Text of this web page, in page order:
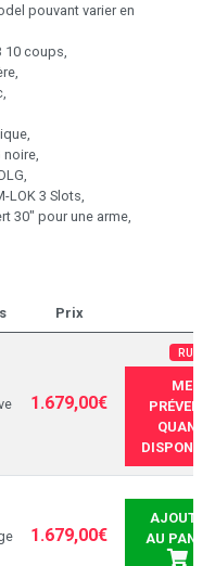
pouvant varier en
10 coups,
LOK 3 Slots,
30" pour une arme,
Prix
1.679,00€
ME
PRÉVENIR
QUAND
1.679,00€
AJOUTER
AU